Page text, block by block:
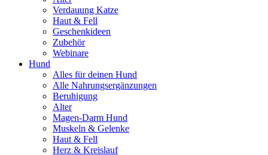
Verdauung Katze
Haut & Fell
Geschenkideen
Zubehör
Webinare
Hund
Alles für deinen Hund
Alle Nahrungsergänzungen
Beruhigung
Alter
Magen-Darm Hund
Muskeln & Gelenke
Haut & Fell
Herz & Kreislauf